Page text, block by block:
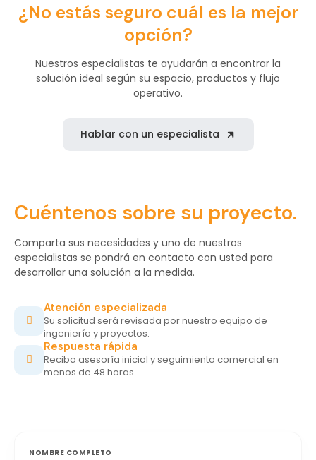
¿No estás seguro cuál es la mejor
opción?
Nuestros especialistas te ayudarán a encontrar la
solución ideal según su espacio, productos y flujo
operativo.
Hablar con un especialista
Cuéntenos sobre su proyecto.
Comparta sus necesidades y uno de nuestros
especialistas se pondrá en contacto con usted para
desarrollar una solución a la medida.
Atención especializada
Su solicitud será revisada por nuestro equipo de
ingeniería y proyectos.
Respuesta rápida
Reciba asesoría inicial y seguimiento comercial en
menos de 48 horas.
NOMBRE COMPLETO